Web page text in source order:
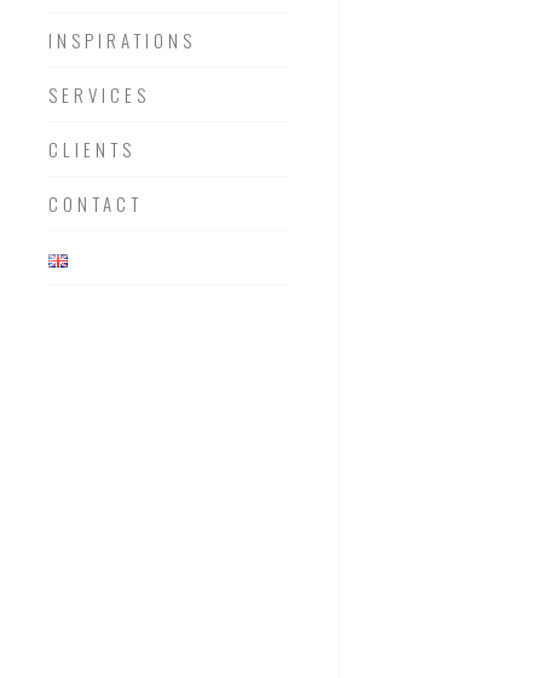
INSPIRATIONS
SERVICES
CLIENTS
CONTACT